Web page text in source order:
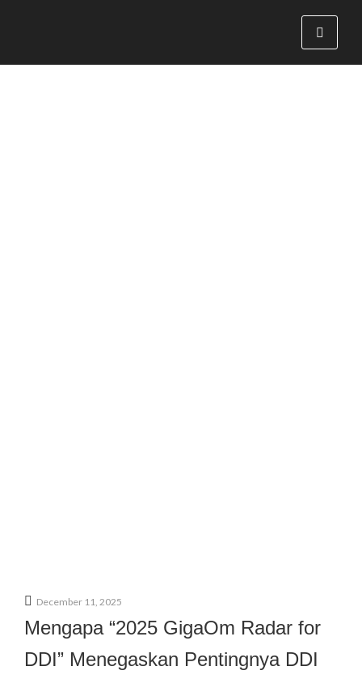
December 11, 2025
Mengapa “2025 GigaOm Radar for
DDI” Menegaskan Pentingnya DDI